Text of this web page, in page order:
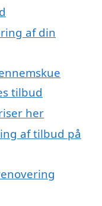
af din
tilbud
her
af tilbud på